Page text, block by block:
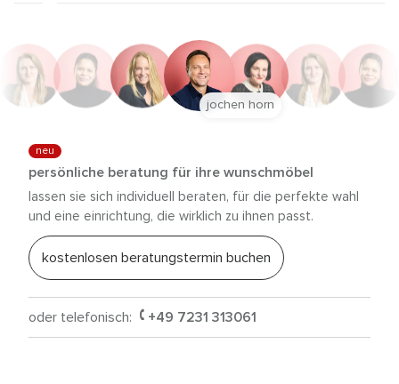
neu
persönliche beratung für ihre wunschmöbel
lassen sie sich individuell beraten, für die perfekte wahl
und eine einrichtung, die wirklich zu ihnen passt.
kostenlosen beratungstermin buchen
oder telefonisch: +49 7231 313061
jochen horn